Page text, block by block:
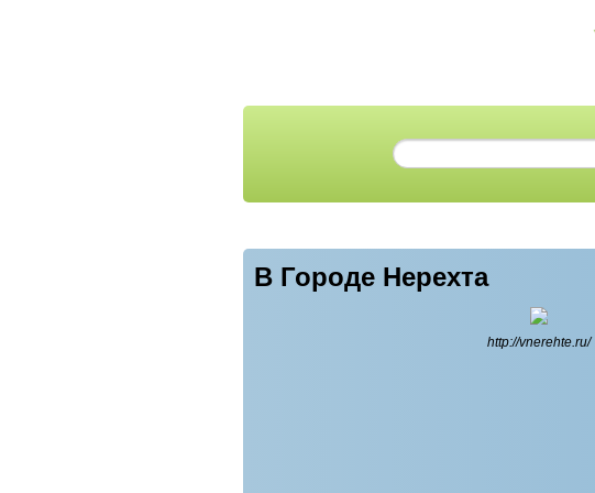
В Городе Нерехта
http://vnerehte.ru/